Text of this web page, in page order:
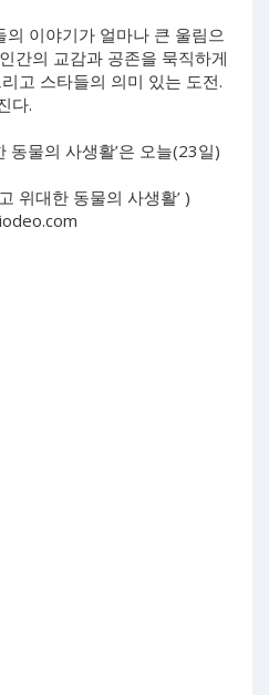
이야기가 얼마나 큰 울림으
간의 교감과 공존을 묵직하게
고 스타들의 의미 있는 도전.
다.
동물의 사생활’은 오늘(23일)
위대한 동물의 사생활’ )